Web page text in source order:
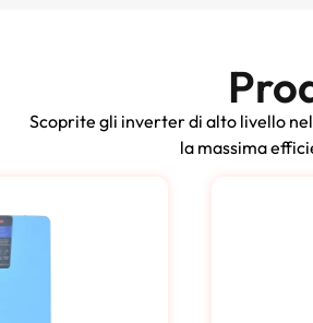
Scoprite gli inverter di alto livello
la massima